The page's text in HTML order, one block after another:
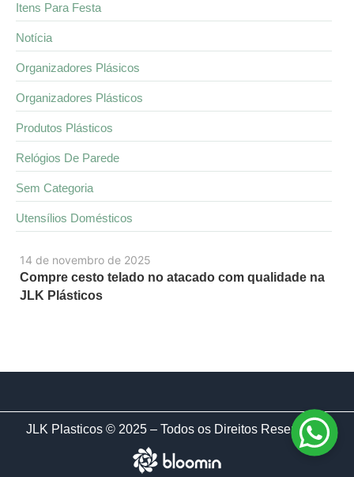
14 de novembro de 2025
Compre cesto telado no atacado com qualidade na
JLK Plásticos
Itens Para Festa
Notícia
Organizadores Plásicos
Organizadores Plásticos
Produtos Plásticos
Relógios De Parede
Sem Categoria
Utensílios Domésticos
JLK Plasticos © 2025 – Todos os Direitos Reservados